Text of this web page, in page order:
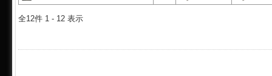
全12件 1 - 12 表示